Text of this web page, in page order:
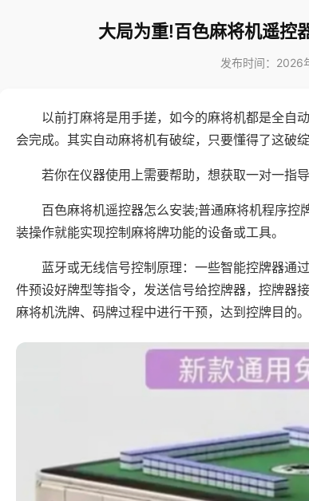
大局为重!百色麻将机遥控
发布时间：2026
以前打麻将是用手搓，如今的麻将机都是全自
会完成。其实自动麻将机有破绽，只要懂得了这破
若你在仪器使用上需要帮助，想获取一对一指
百色麻将机遥控器怎么安装;普通麻将机程序
装操作就能实现控制麻将牌功能的设备或工具。
蓝牙或无线信号控制原理：一些智能控牌器通
件预设好牌型等指令，发送信号给控牌器，控牌器
麻将机洗牌、码牌过程中进行干预，达到控牌目的。